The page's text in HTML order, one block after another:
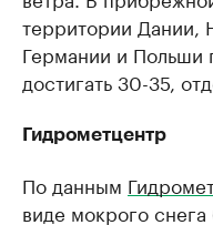
территории Дании,
Германии и Польши
достигать 30-35,
Гидрометцентр
По данным
виде мокрого